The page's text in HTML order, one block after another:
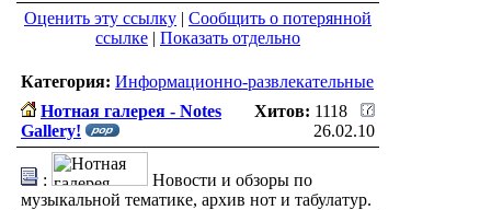
Оценить эту ссылку | Сообщить о потерянной
ссылке | Показать отдельно
Категория: Информационно-развлекательные
Нотная галерея - Notes
Gallery!
Хитов: 1118
26.02.10
:
Новости и обзоры по
музыкальной тематике, архив нот и табулатур.